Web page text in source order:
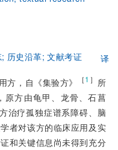
历史沿革;文献考证
译
方，自《集验方》
［1 ］ 所
原方由龟甲、龙骨、石菖
治疗孤独症谱系障碍、脑
者对该方的临床应用及实
和关键信息尚未得到充分